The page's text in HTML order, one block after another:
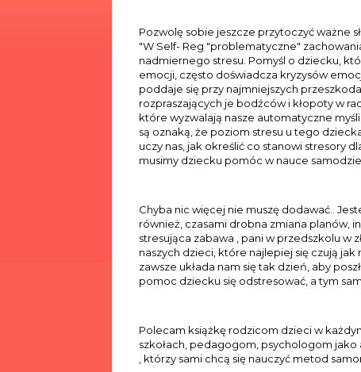
Pozwolę sobie jeszcze przytoczyć ważne
"W Self- Reg "problematyczne"
nadmiernego stresu. Pomyśl o dziecku,
emocji, często doświadcza kryzysów
poddaje się przy najmniejszych
rozpraszających je bodźców i kłopoty w
które wyzwalają nasze automatyczne
są oznaką, że poziom stresu u tego
uczy nas, jak określić co stanowi stresory
musimy dziecku pomóc w nauce
Chyba nic więcej nie muszę dodawać..
również, czasami drobna zmiana planów,
stresująca zabawa , pani w przedszkolu w
naszych dzieci, które najlepiej się czują
zawsze układa nam się tak dzień, aby
pomoc dziecku się odstresować, a tym
Polecam książkę rodzicom dzieci w
szkołach, pedagogom, psychologom
, którzy sami chcą się nauczyć metod